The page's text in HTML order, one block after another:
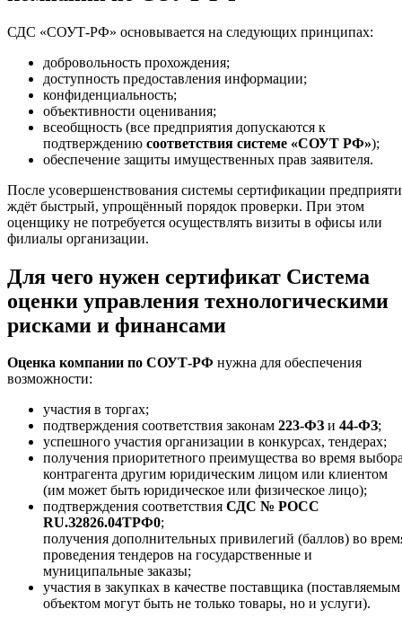
СДС «СОУТ-РФ» основывается на следующих принципах:
добровольность прохождения;
доступность предоставления информации;
конфиденциальность;
объективности оценивания;
всеобщность (все предприятия допускаются к
подтверждению соответствия системе «СОУТ РФ»);
обеспечение защиты имущественных прав заявителя.
После усовершенствования системы сертификации
ждёт быстрый, упрощённый порядок проверки. При этом
оценщику не потребуется осуществлять визиты в офисы или
филиалы организации.
Для чего нужен сертификат Система
оценки управления технологическими
рисками и финансами
Оценка компании по СОУТ-РФ нужна для обеспечения
возможности:
участия в торгах;
подтверждения соответствия законам 223-ФЗ и 44-ФЗ;
успешного участия организации в конкурсах, тендерах;
получения приоритетного преимущества во время
контрагента другим юридическим лицом или клиентом
(им может быть юридическое или физическое лицо);
подтверждения соответствия СДС № РОСС
RU.З2826.04ТРФ0;
получения дополнительных привилегий (баллов) во
проведения тендеров на государственные и
муниципальные заказы;
участия в закупках в качестве поставщика (поставляемым
объектом могут быть не только товары, но и услуги).